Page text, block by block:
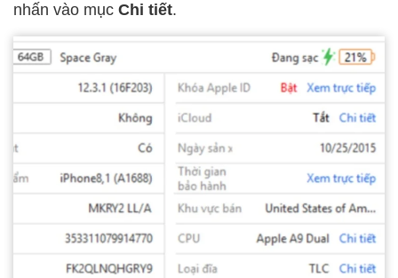
nhấn vào mục Chi tiết.